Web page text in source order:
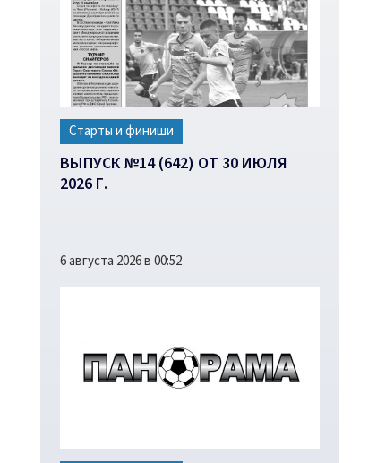
Старты и финиши
ВЫПУСК №14 (642) ОТ 30 ИЮЛЯ
2026 Г.
6 августа 2026 в 00:52